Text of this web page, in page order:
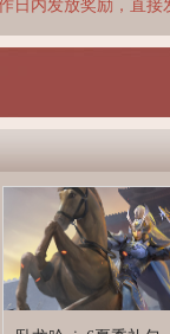
日内发放奖励，直接